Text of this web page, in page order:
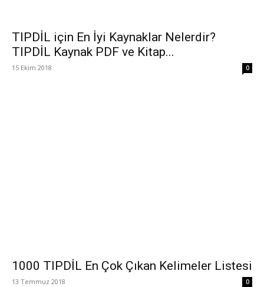
TIPDİL için En İyi Kaynaklar Nelerdir?
TIPDİL Kaynak PDF ve Kitap...
15 Ekim 2018 0
1000 TIPDİL En Çok Çıkan Kelimeler Listesi
13 Temmuz 2018 0